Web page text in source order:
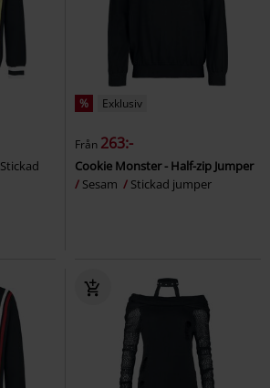
Stickad
% Exklusiv
Från 263:-
Cookie Monster - Half-zip Jumper
Sesam
Stickad jumper